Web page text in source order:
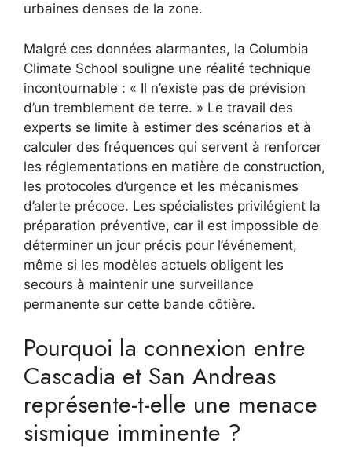
urbaines denses de la zone.
Malgré ces données alarmantes, la Columbia
Climate School souligne une réalité technique
incontournable : « Il n’existe pas de prévision
d’un tremblement de terre. » Le travail des
experts se limite à estimer des scénarios et à
calculer des fréquences qui servent à renforcer
les réglementations en matière de construction,
les protocoles d’urgence et les mécanismes
d’alerte précoce. Les spécialistes privilégient la
préparation préventive, car il est impossible de
déterminer un jour précis pour l’événement,
même si les modèles actuels obligent les
secours à maintenir une surveillance
permanente sur cette bande côtière.
Pourquoi la connexion entre
Cascadia et San Andreas
représente-t-elle une menace
sismique imminente ?